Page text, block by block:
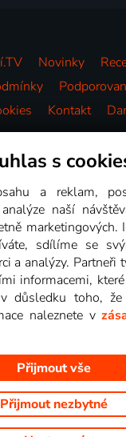
Novinky
Kontakt
Videotéka
s.r.o. Na tomto webu jsou
stanic, které můžete
s
a reklam,
naší
marketingových.
sdílíme se
a analýzy. Partneři
informacemi,
důsledku toho, že
naleznete v
Přijmout vše
Přijmout nezbytné